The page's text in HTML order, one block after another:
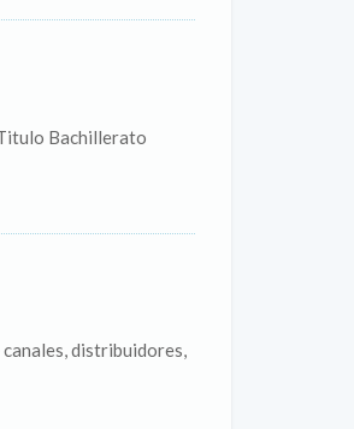
Bachillerato
distribuidores,